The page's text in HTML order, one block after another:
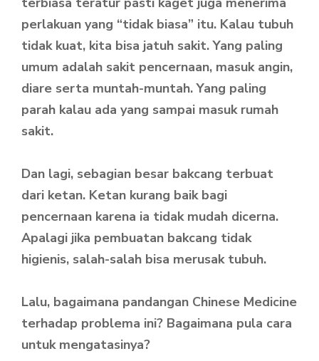
perlakuan yang “tidak biasa” itu. Kalau tubuh
tidak kuat, kita bisa jatuh sakit. Yang paling
umum adalah sakit pencernaan, masuk angin,
diare serta muntah-muntah. Yang paling
parah kalau ada yang sampai masuk rumah
sakit.
Dan lagi, sebagian besar bakcang terbuat
dari ketan. Ketan kurang baik bagi
pencernaan karena ia tidak mudah dicerna.
Apalagi jika pembuatan bakcang tidak
higienis, salah-salah bisa merusak tubuh.
Lalu, bagaimana pandangan Chinese Medicine
terhadap problema ini? Bagaimana pula cara
untuk mengatasinya?